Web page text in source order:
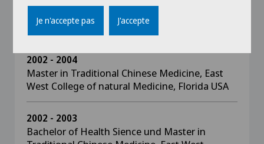
Formation
2002 - 2004
Master in Traditional Chinese Medicine, East
West College of natural Medicine, Florida USA
2002 - 2003
Bachelor of Health Sience und Master in
Je n'accepte pas J'accepte